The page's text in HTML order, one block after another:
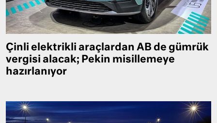
Çinli elektrikli araçlardan AB de gümrük
vergisi alacak; Pekin misillemeye
hazırlanıyor